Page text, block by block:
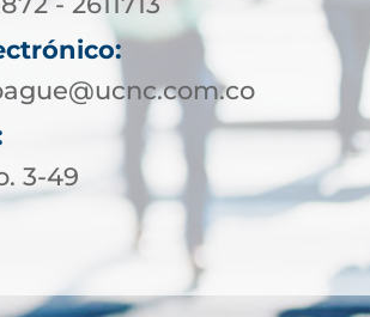
3-49